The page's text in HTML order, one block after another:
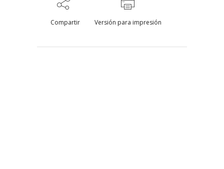
Compartir Versión para impresión